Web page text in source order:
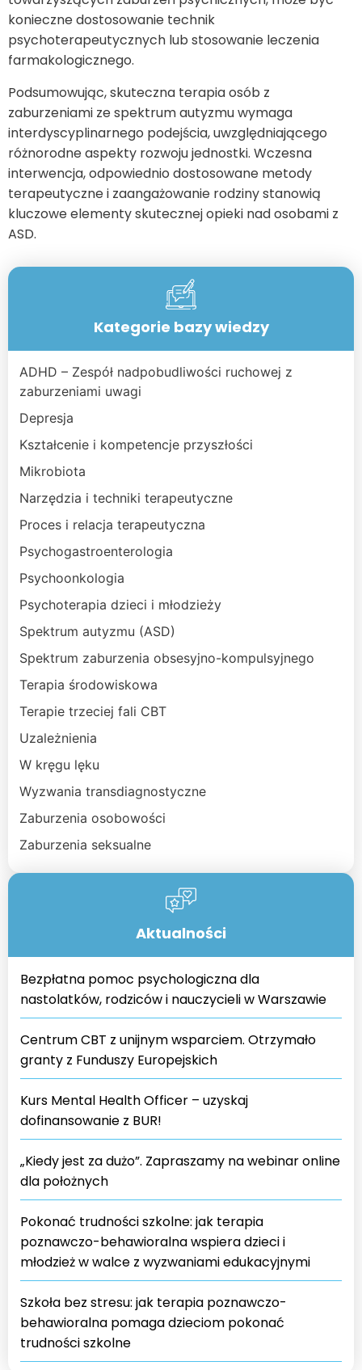
konieczne dostosowanie technik
psychoterapeutycznych lub stosowanie leczenia
farmakologicznego.
Podsumowując, skuteczna terapia osób z
zaburzeniami ze spektrum autyzmu wymaga
interdyscyplinarnego podejścia, uwzględniającego
różnorodne aspekty rozwoju jednostki. Wczesna
interwencja, odpowiednio dostosowane metody
terapeutyczne i zaangażowanie rodziny stanowią
kluczowe elementy skutecznej opieki nad osobami z
ASD.
Kategorie bazy wiedzy
ADHD – Zespół nadpobudliwości ruchowej z
zaburzeniami uwagi
Depresja
Kształcenie i kompetencje przyszłości
Mikrobiota
Narzędzia i techniki terapeutyczne
Proces i relacja terapeutyczna
Psychogastroenterologia
Psychoonkologia
Psychoterapia dzieci i młodzieży
Spektrum autyzmu (ASD)
Spektrum zaburzenia obsesyjno-kompulsyjnego
Terapia środowiskowa
Terapie trzeciej fali CBT
Uzależnienia
W kręgu lęku
Wyzwania transdiagnostyczne
Zaburzenia osobowości
Zaburzenia seksualne
Aktualności
Bezpłatna pomoc psychologiczna dla
nastolatków, rodziców i nauczycieli w Warszawie
Centrum CBT z unijnym wsparciem. Otrzymało
granty z Funduszy Europejskich
Kurs Mental Health Officer – uzyskaj
dofinansowanie z BUR!
„Kiedy jest za dużo”. Zapraszamy na webinar online
dla położnych
Pokonać trudności szkolne: jak terapia
poznawczo-behawioralna wspiera dzieci i
młodzież w walce z wyzwaniami edukacyjnymi
Szkoła bez stresu: jak terapia poznawczo-
behawioralna pomaga dzieciom pokonać
trudności szkolne